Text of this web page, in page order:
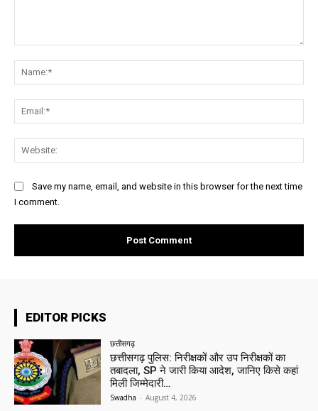
Save my name, email, and website in this browser for the next time
I comment.
EDITOR PICKS
छत्तीसगढ़
छत्तीसगढ़ पुलिस: निरीक्षकों और उप निरीक्षकों का
तबादला, SP ने जारी किया आदेश, जानिए किसे कहां
मिली जिम्मेदारी…
Swadha - August 4, 2026